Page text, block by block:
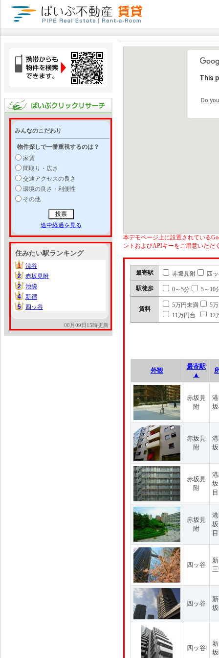
みんなのこだわり
物件探しで一番重視するのは？
家賃
間取り・広さ
交通アクセスの良さ
環境の良さ・利便性
その他
途中経過を見る
住みたい駅ランキング
1
1
渋谷
2
2
赤坂見附
2
2
池袋
4
4
新宿
5
5 四ッ谷
08月09日15時更新
This
Do
本デモページ上に設置されている
ントおよびAPIキーをご用意いただ
最寄駅 赤坂見附 四
駅徒歩 0～5分 5～10
賃料
5万円未満
5
11万円台
12
外観
最寄駅
▲
赤坂見
附
赤坂見
附
赤坂見
附
目
赤坂見
附
目
四ッ谷
四ッ谷
四ッ谷